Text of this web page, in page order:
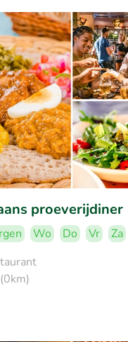
proeverijdiner
Wo Do Vr Za